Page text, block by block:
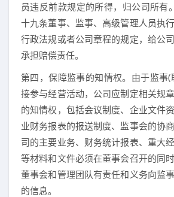
员违反前款规定的所得，归公司所有
十九条董事、监事、高级管理人员执
行政法规或者公司章程的规定，给公
承担赔偿责任。
第四，保障监事的知情权。由于监事
接参与经营活动，公司应制定相关规
的知情权，包括会议制度、企业文件
业财务报表的报送制度、监事会的协
司的主要业务、财务统计报表、重大
等材料和文件必须在董事会召开的同
董事会和管理团队有责任和义务向监
的信息。